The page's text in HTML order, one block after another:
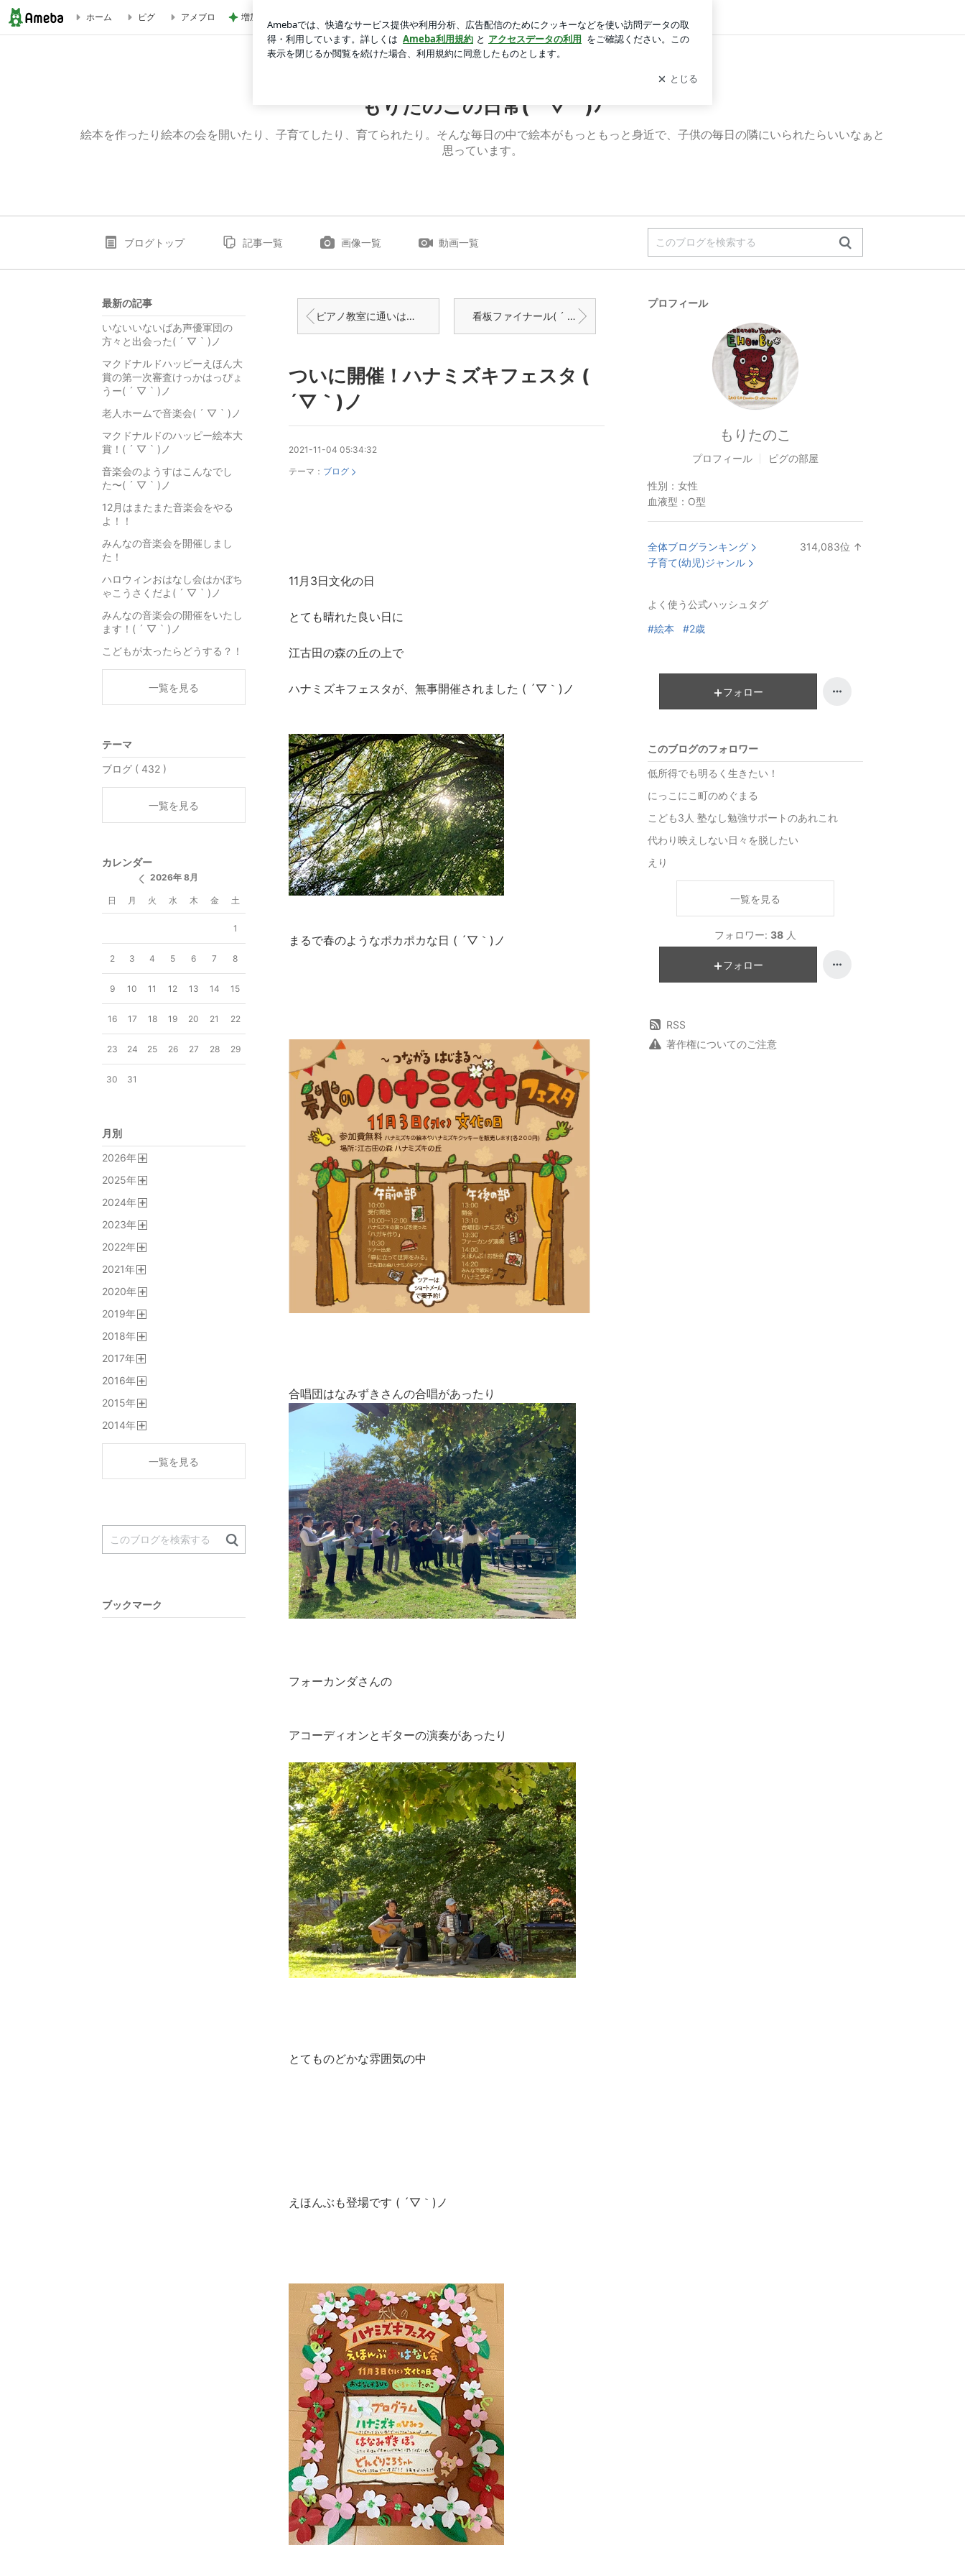
ついに開催！ハナミズキフェスタ ( ´▽｀)ノ | もりたのこの日常( ´ ▽ ` )ﾉ
ホーム ピグ アメブロ 増加した体重とかさましした食事 ログイン
もりたのこの日常( ´ ▽ ` )ﾉ
絵本を作ったり絵本の会を開いたり、子育てしたり、育てられたり。そんな毎日の中で絵本がもっともっと身近で、子供の毎日の隣にいられたらいいなぁと
思っています。
ブログトップ 記事一覧 画像一覧 動画一覧
ピアノ教室に通いはじめました( ´ ▽ ` )ノ 看板ファイナール( ´ ▽ ` )ノ
ついに開催！ハナミズキフェスタ (
´▽｀)ノ
2021-11-04 05:34:32
テーマ： ブログ
11月3日文化の日
とても晴れた良い日に
江古田の森の丘の上で
ハナミズキフェスタが、無事開催されました ( ´▽｀)ノ
まるで春のようなポカポカな日 ( ´▽｀)ノ
合唱団はなみずきさんの合唱があったり
フォーカンダさんの
アコーディオンとギターの演奏があったり
とてものどかな雰囲気の中
えほんぶも登場です ( ´▽｀)ノ
プロフィール
もりたのこ
プロフィール ピグの部屋
性別： 女性
血液型： O型
全体ブログランキング 314,083位 ↑
子育て(幼児)ジャンル
よく使う公式ハッシュタグ
#絵本 #2歳
フォロー
このブログのフォロワー
低所得でも明るく生きたい！
にっこにこ町のめぐまる
こども3人 塾なし勉強サポートのあれこれ
代わり映えしない日々を脱したい
えり
一覧を見る
フォロワー: 38 人
フォロー
RSS
著作権についてのご注意
最新の記事
いないいないばあ声優軍団の
方々と出会った( ´ ▽ ` )ノ
マクドナルドハッピーえほん大
賞の第一次審査けっかはっぴょ
うー( ´ ▽ ` )ノ
老人ホームで音楽会( ´ ▽ ` )ノ
マクドナルドのハッピー絵本大
賞！( ´ ▽ ` )ノ
音楽会のようすはこんなでし
た〜( ´ ▽ ` )ノ
12月はまたまた音楽会をやる
よ！！
みんなの音楽会を開催しまし
た！
ハロウィンおはなし会はかぼち
ゃこうさくだよ( ´ ▽ ` )ノ
みんなの音楽会の開催をいたし
ます！( ´ ▽ ` )ノ
こどもが太ったらどうする？！
一覧を見る
テーマ
ブログ ( 432 )
一覧を見る
カレンダー
2026年 8月
日 月 火 水 木 金 土
1
2 3 4 5 6 7 8
9 10 11 12 13 14 15
16 17 18 19 20 21 22
23 24 25 26 27 28 29
30 31
月別
2026年
2025年
2024年
2023年
2022年
2021年
2020年
2019年
2018年
2017年
2016年
2015年
2014年
一覧を見る
ブックマーク